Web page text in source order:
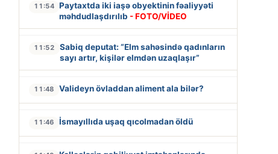
11:54 Paytaxtda iki iaşə obyektinin fəaliyyəti
məhdudlaşdırılıb - FOTO/VİDEO
11:52
Sabiq deputat: “Elm sahəsində qadınların
sayı artır, kişilər elmdən uzaqlaşır”
11:48 Valideyn övladdan aliment ala bilər?
11:46 İsmayıllıda uşaq qıcolmadan öldü